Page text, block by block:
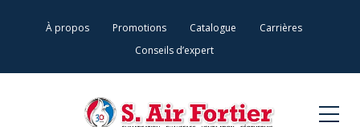
À propos Promotions Catalogue
Carrières
Conseils d’expert